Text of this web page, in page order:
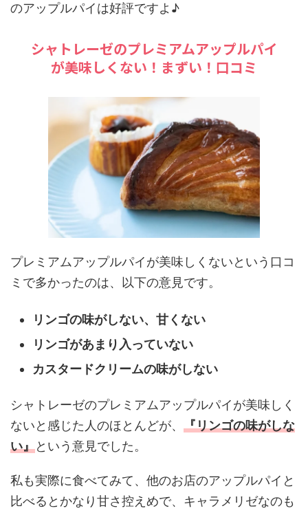
のアップルパイは好評ですよ♪
シャトレーゼのプレミアムアップルパイ
が美味しくない！まずい！口コミ
プレミアムアップルパイが美味しくないという口コ
ミで多かったのは、以下の意見です。
リンゴの味がしない、甘くない
リンゴがあまり入っていない
カスタードクリームの味がしない
シャトレーゼのプレミアムアップルパイが美味しく
ないと感じた人のほとんどが、 『リンゴの味がしな
い』という意見でした。
私も実際に食べてみて、他のお店のアップルパイと
比べるとかなり甘さ控えめで、キャラメリゼなのも